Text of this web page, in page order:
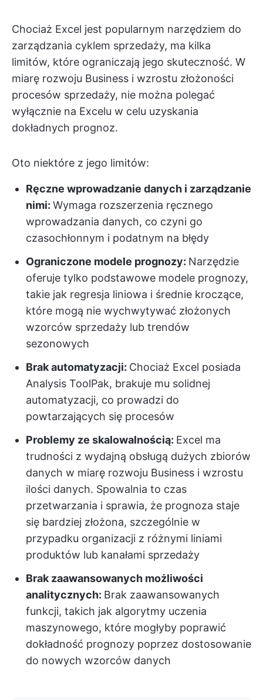
Chociaż Excel jest popularnym narzędziem do
zarządzania cyklem sprzedaży, ma kilka
limitów, które ograniczają jego skuteczność. W
miarę rozwoju Business i wzrostu złożoności
procesów sprzedaży, nie można polegać
wyłącznie na Excelu w celu uzyskania
dokładnych prognoz.
Oto niektóre z jego limitów:
Ręczne wprowadzanie danych i zarządzanie
nimi: Wymaga rozszerzenia ręcznego
wprowadzania danych, co czyni go
czasochłonnym i podatnym na błędy
Ograniczone modele prognozy: Narzędzie
oferuje tylko podstawowe modele prognozy,
takie jak regresja liniowa i średnie kroczące,
które mogą nie wychwytywać złożonych
wzorców sprzedaży lub trendów
sezonowych
Brak automatyzacji: Chociaż Excel posiada
Analysis ToolPak, brakuje mu solidnej
automatyzacji, co prowadzi do
powtarzających się procesów
Problemy ze skalowalnością: Excel ma
trudności z wydajną obsługą dużych zbiorów
danych w miarę rozwoju Business i wzrostu
ilości danych. Spowalnia to czas
przetwarzania i sprawia, że prognoza staje
się bardziej złożona, szczególnie w
przypadku organizacji z różnymi liniami
produktów lub kanałami sprzedaży
Brak zaawansowanych możliwości
analitycznych: Brak zaawansowanych
funkcji, takich jak algorytmy uczenia
maszynowego, które mogłyby poprawić
dokładność prognozy poprzez dostosowanie
do nowych wzorców danych